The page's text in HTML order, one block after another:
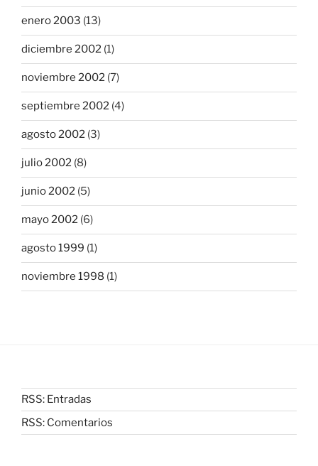
enero 2003 (13)
diciembre 2002 (1)
noviembre 2002 (7)
septiembre 2002 (4)
agosto 2002 (3)
julio 2002 (8)
junio 2002 (5)
mayo 2002 (6)
agosto 1999 (1)
noviembre 1998 (1)
RSS: Entradas
RSS: Comentarios